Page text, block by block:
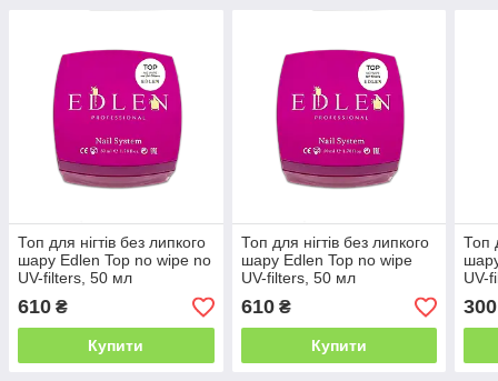
Топ для нігтів без липкого
шару Edlen Top no wipe no
UV-filters, 50 мл
610 ₴
Купити
Топ для нігтів без липкого
шару Edlen Top no wipe
UV-filters, 50 мл
610₴
Купити
Топ
UV-
300